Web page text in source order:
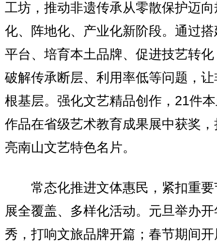
工坊，推动非遗传承从零散保护迈
化、阵地化、产业化新阶段。通过
平台、培育本土品牌、促进技艺转
破解传承断层、利用率低等问题，
根基层。强化文艺精品创作，21件
作品在省级艺术教育成果展中获奖
亮南山文艺特色名片。
常态化推进文体惠民，紧扣重要
展全覆盖、多样化活动。元旦举办
秀，打响文旅品牌开篇；春节期间